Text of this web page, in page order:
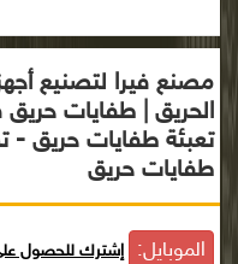
مصنع فيرا لتصنيع
الحريق | طفايات حريق
تعبئة طفايات حريق -
طفايات حريق
الموبايل: إشترك للحصول